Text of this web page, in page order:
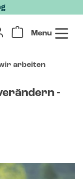
Menu
arbeiten
-